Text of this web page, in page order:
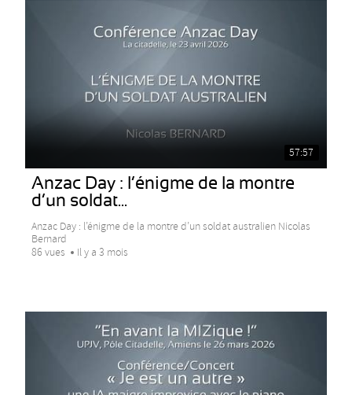
57:57
Anzac Day : l’énigme de la montre
d’un soldat...
Anzac Day : l’énigme de la montre d’un soldat australien Nicolas
Bernard
86 vues
Il y a 3 mois